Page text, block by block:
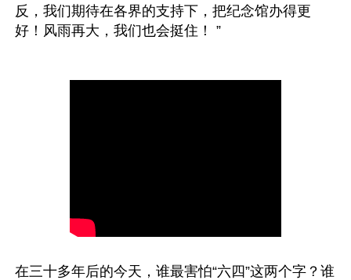
反，我们期待在各界的支持下，把纪念馆办得更
好！风雨再大，我们也会挺住！ ”
在三十多年后的今天，谁最害怕“六四”这两个字？谁